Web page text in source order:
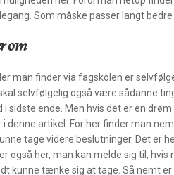
Som måske passer langt bedre
om
man finder via fagskolen er
selvfølgelig også være sådanne
sidste ende. Men hvis det er en
denne artikel. For her finder man
tage videre beslutninger. Det er
også her, man kan melde sig til, hvis
kunne tænke sig at tage. Så nemt er